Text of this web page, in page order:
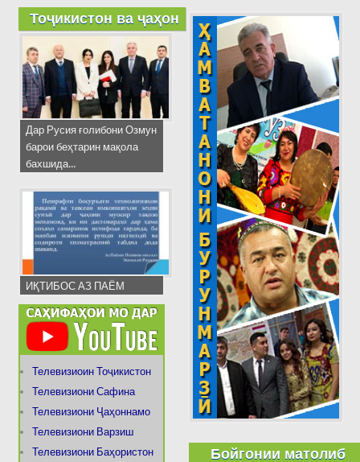
Тоҷикистон ва ҷаҳон
Дар Русия ғолибони Озмун
барои беҳтарин мақола
бахшида...
ИҚТИБОС АЗ ПАЁМ
Телевизиоин Тоҷикистон
Телевизиони Сафина
Телевизиони Ҷаҳоннамо
Телевизиони Варзиш
Телевизиони Баҳористон
Бойгонии матолиб